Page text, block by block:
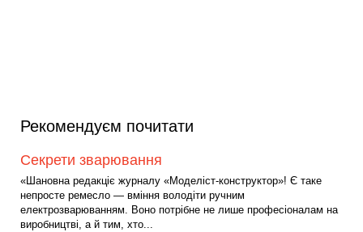
Рекомендуєм почитати
Секрети зварювання
«Шановна редакціє журналу «Моделіст-конструктор»! Є таке
непросте ремесло — вміння володіти ручним
електрозварюванням. Воно потрібне не лише професіоналам на
виробництві, а й тим, хто...